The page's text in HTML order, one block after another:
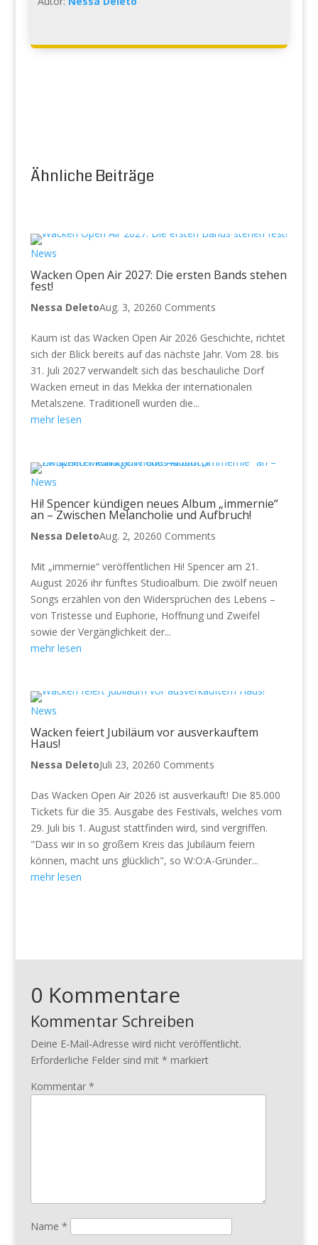
Ähnliche Beiträge
News
Wacken Open Air 2027: Die ersten Bands stehen
fest!
Nessa DeletoAug. 3, 20260 Comments
Kaum ist das Wacken Open Air 2026 Geschichte, richtet
sich der Blick bereits auf das nächste Jahr. Vom 28. bis
31. Juli 2027 verwandelt sich das beschauliche Dorf
Wacken erneut in das Mekka der internationalen
Metalszene. Traditionell wurden die...
mehr lesen
News
Hi! Spencer kündigen neues Album „immernie“
an – Zwischen Melancholie und Aufbruch!
Nessa DeletoAug. 2, 20260 Comments
Mit „immernie“ veröffentlichen Hi! Spencer am 21.
August 2026 ihr fünftes Studioalbum. Die zwölf neuen
Songs erzählen von den Widersprüchen des Lebens –
von Tristesse und Euphorie, Hoffnung und Zweifel
sowie der Vergänglichkeit der...
mehr lesen
News
Wacken feiert Jubiläum vor ausverkauftem
Haus!
Nessa DeletoJuli 23, 20260 Comments
Das Wacken Open Air 2026 ist ausverkauft! Die 85.000
Tickets für die 35. Ausgabe des Festivals, welches vom
29. Juli bis 1. August stattfinden wird, sind vergriffen.
"Dass wir in so großem Kreis das Jubiläum feiern
können, macht uns glücklich", so W:O:A-Gründer...
mehr lesen
0 Kommentare
Kommentar Schreiben
Deine E-Mail-Adresse wird nicht veröffentlicht.
Erforderliche Felder sind mit * markiert
Kommentar *
Name *